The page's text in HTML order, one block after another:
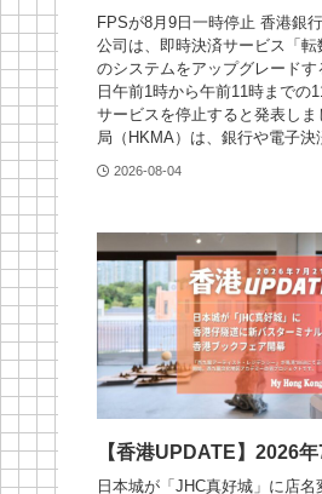
FPSが8月9日一時停止 香港銀
公司は、即時決済サービス「転
のシステムをアップグレードす
日午前1時から午前11時までの
サービスを停止すると発表しま
局（HKMA）は、銀行や電子決
2026-08-04
【香港UPDATE】2026年
日本城が「JHC真好城」に店名